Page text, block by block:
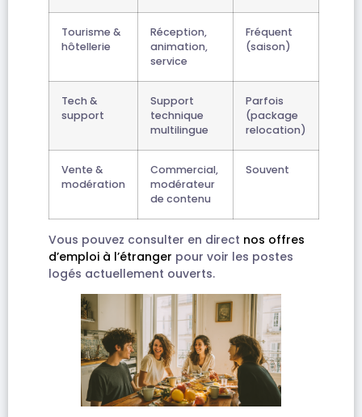
Tourisme &
hôtellerie
Réception,
animation,
service
Fréquent
(saison)
Tech &
support
Support
technique
multilingue
Parfois
(package
relocation)
Vente &
modération
Commercial,
modérateur
de contenu
Souvent
Vous pouvez consulter en direct nos offres
d’emploi à l’étranger pour voir les postes
logés actuellement ouverts.